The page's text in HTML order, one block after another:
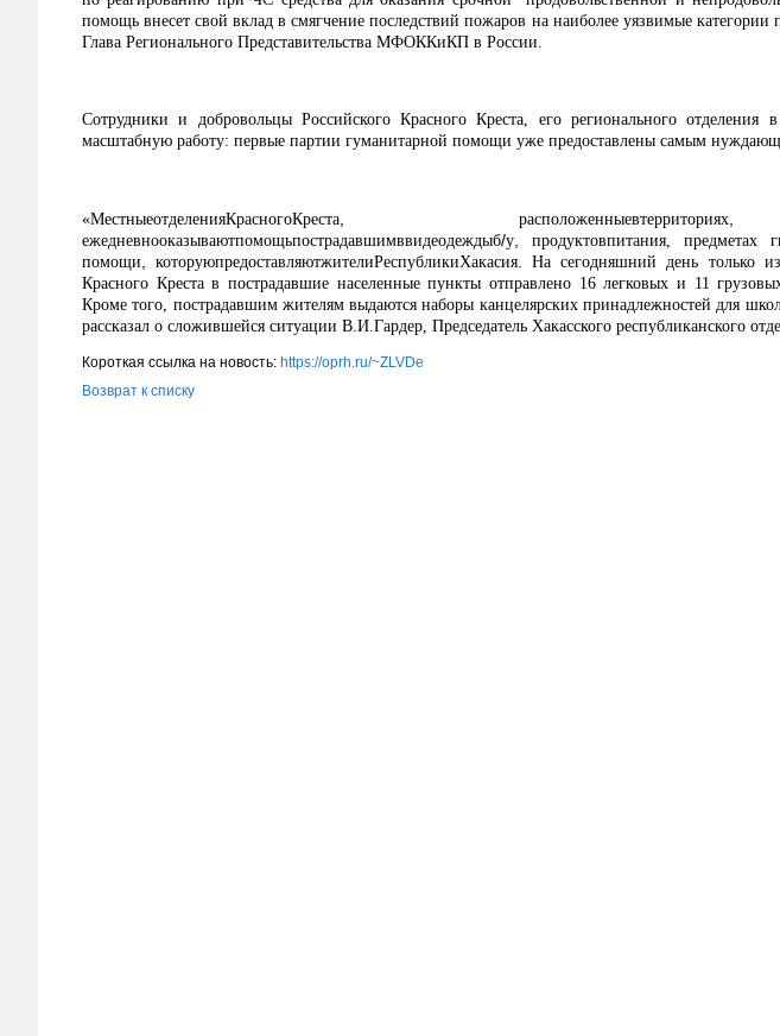
помощь внесет свой вклад в смягчение последствий пожаров на наиболее уязвимые
Глава Регионального Представительства МФОККиКП в России.
Сотрудники и добровольцы Российского Красного Креста, его регионального отделения
масштабную работу: первые партии гуманитарной помощи уже предоставлены самым
«МестныеотделенияКрасногоКреста, расположенныевтерриториях
ежедневнооказываютпомощьпострадавшимввидеодеждыб/у, продуктовпитания, предметах
помощи,которуюпредоставляютжителиРеспубликиХакасия.На сегодняшний день только из
Красного Креста в пострадавшие населенные пункты отправлено 16 легковых и 11
Кроме того, пострадавшим жителям выдаются наборы канцелярских принадлежностей для
рассказал о сложившейся ситуации В.И.Гардер, Председатель Хакасского республиканского
Короткая ссылка на новость: https://oprh.ru/~ZLVDe
Возврат к списку